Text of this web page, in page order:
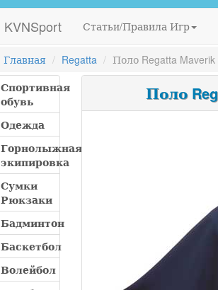
KVNSport Статьи/Правила Игр
Главная Regatta
Поло Regatta
Спортивная
обувь
Одежда
Горнолыжная
экипировка
Сумки
Рюкзаки
Бадминтон
Баскетбол
Волейбол
Поло